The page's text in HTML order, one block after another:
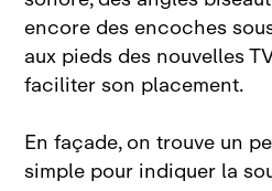
encore des encoches
aux pieds des nouvelles
faciliter son placement.
En façade, on trouve un
simple pour indiquer la